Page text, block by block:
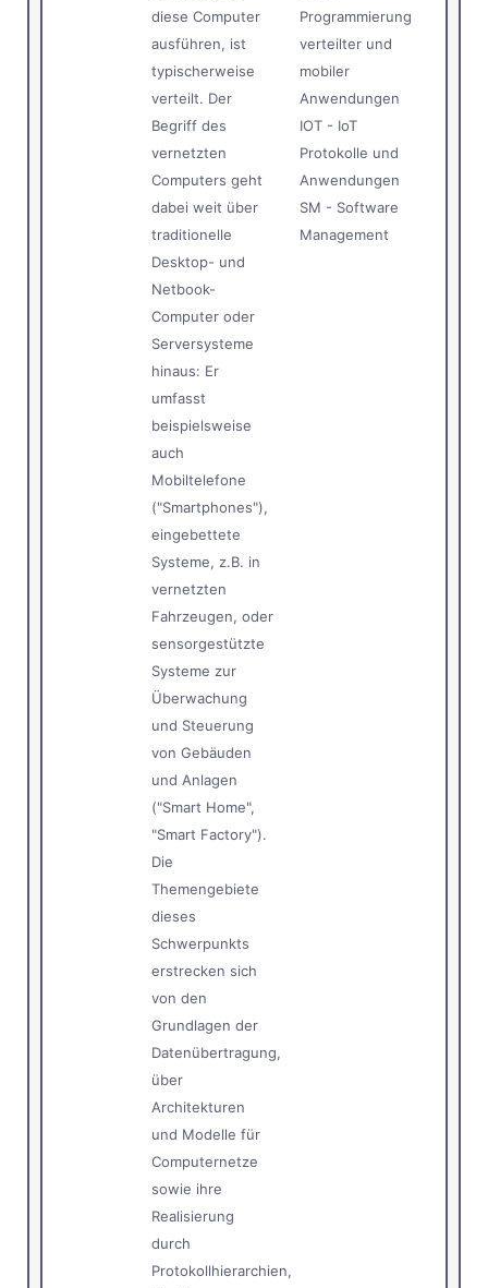
diese Computer
ausführen, ist
typischerweise
verteilt. Der
Begriff des
vernetzten
Computers geht
dabei weit über
traditionelle
Desktop- und
Netbook-
Computer oder
Serversysteme
hinaus: Er
umfasst
beispielsweise
auch
Mobiltelefone
("Smartphones"),
eingebettete
Systeme, z.B. in
vernetzten
Fahrzeugen, oder
sensorgestützte
Systeme zur
Überwachung
und Steuerung
von Gebäuden
und Anlagen
("Smart Home",
"Smart Factory").
Die
Themengebiete
dieses
Schwerpunkts
erstrecken sich
von den
Grundlagen der
Datenübertragung,
über
Architekturen
und Modelle für
Computernetze
sowie ihre
Realisierung
durch
Protokollhierarchien,
Programmierung
verteilter und
mobiler
Anwendungen
IOT - IoT
Protokolle und
Anwendungen
SM - Software
Management